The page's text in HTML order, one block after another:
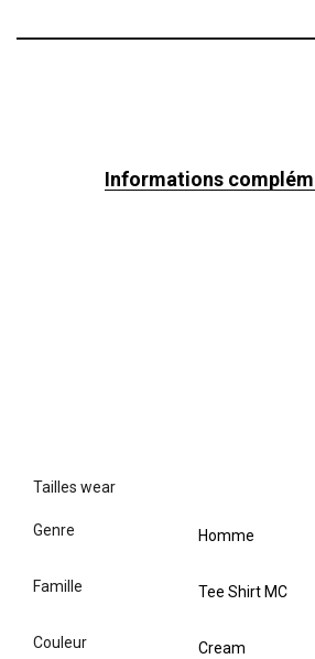
Informations
tailles wear
genre Homme
famille Tee Shirt MC
couleur Cream